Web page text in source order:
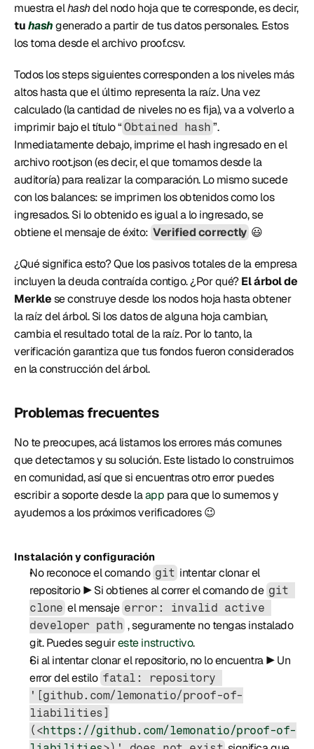
muestra el hash
del nodo hoja que te corresponde, es decir,
tu hash generado a partir de tus datos personales. Estos
los toma desde el archivo proof.csv.
Todos los steps siguientes corresponden a los niveles más
altos hasta que el último representa la raíz. Una vez
calculado (la cantidad de niveles no es fija), va a volverlo a
imprimir bajo el título “Obtained hash ”.
Inmediatamente debajo, imprime el hash ingresado en el
archivo root.json (es decir, el que tomamos desde la
auditoría) para realizar la comparación. Lo mismo sucede
con los balances: se imprimen los obtenidos como los
ingresados. Si lo obtenido es igual a lo ingresado, se
obtiene el mensaje de éxito: Verified correctly 😃
¿Qué significa esto? Que los pasivos totales de la empresa
incluyen la deuda contraída contigo. ¿Por qué? El árbol de
Merkle se construye desde los nodos hoja hasta obtener
la raíz del árbol. Si los datos de alguna hoja cambian,
cambia el resultado total de la raíz. Por lo tanto, la
verificación garantiza que tus fondos fueron considerados
en la construcción del árbol.
Problemas frecuentes
No te preocupes, acá listamos los errores más comunes
que detectamos y su solución. Este listado lo construimos
en comunidad, así que si encuentras otro error puedes
escribir a soporte desde la app para que lo sumemos y
ayudemos a los próximos verificadores 😉
Instalación y configuración
No reconoce el comando git intentar clonar el
repositorio ▶️ Si obtienes al correr el comando de git
clone el mensaje error: invalid active
developer path , seguramente no tengas instalado
git. Puedes seguir este instructivo.
Si al intentar clonar el repositorio, no lo encuentra ▶️ Un
error del estilo fatal: repository
'[github.com/lemonatio/proof-of-
liabilities]
(<https://github.com/lemonatio/proof-of-